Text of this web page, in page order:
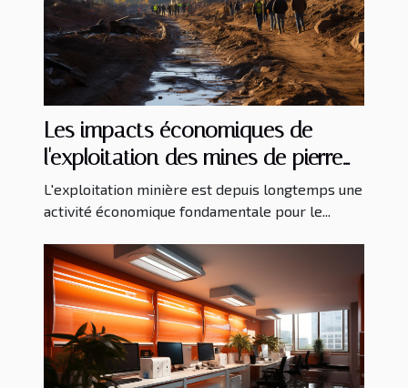
Les impacts économiques de
l'exploitation des mines de pierre
de lune sur les communautés
locales
L'exploitation minière est depuis longtemps une
activité économique fondamentale pour le...